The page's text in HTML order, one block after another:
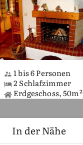
1 bis 6 Personen
2 Schlafzimmer
Erdgeschoss, 50m²
In der Nähe